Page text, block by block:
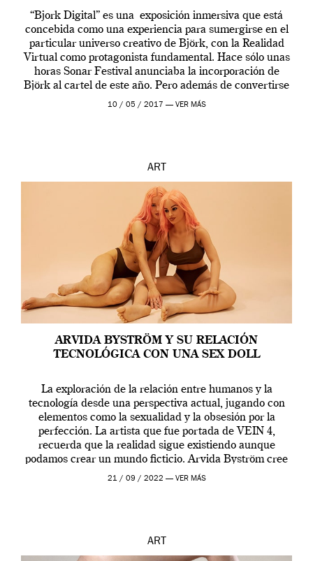
“Bjork Digital” es una exposición inmersiva que está
concebida como una experiencia para sumergirse en el
particular universo creativo de Björk, con la Realidad
Virtual como protagonista fundamental. Hace sólo unas
horas Sonar Festival anunciaba la incorporación de
Björk al cartel de este año. Pero además de convertirse
en una de las actuaciones más relevantes […]
10 / 05 / 2017 — VER MÁS
ART
ARVIDA BYSTRÖM Y SU RELACIÓN
TECNOLÓGICA CON UNA SEX DOLL
La exploración de la relación entre humanos y la
tecnología desde una perspectiva actual, jugando con
elementos como la sexualidad y la obsesión por la
perfección. La artista que fue portada de VEIN 4,
recuerda que la realidad sigue existiendo aunque
podamos crear un mundo ficticio. Arvida Byström cree
que los humanos tienen un complejo […]
21 / 09 / 2022 — VER MÁS
ART